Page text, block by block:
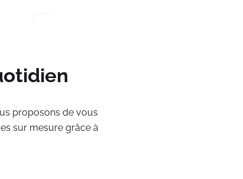
proposons de vous
sur mesure grâce à